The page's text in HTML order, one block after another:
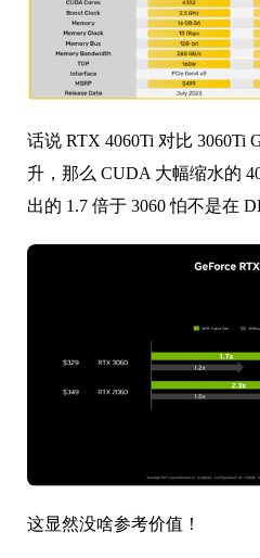
话说 RTX 4060Ti 对比 3060Ti
升，那么 CUDA 大幅缩水的
出的 1.7 倍于 3060 怕不是在
这显然没啥参考价值！